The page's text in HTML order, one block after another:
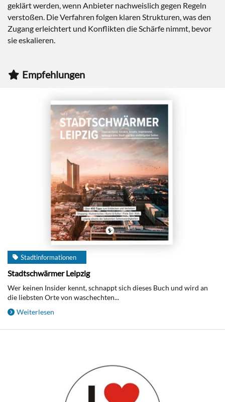
geklärt werden, wenn Anbieter nachweislich gegen Regeln
verstoßen. Die Verfahren folgen klaren Strukturen, was den
Zugang erleichtert und Konflikten die Schärfe nimmt, bevor
sie eskalieren.
Empfehlungen
Stadtinformationen
Stadtschwärmer Leipzig
Wer keinen Insider kennt, schnappt sich dieses Buch und wird an
die liebsten Orte von waschechten...
Weiterlesen